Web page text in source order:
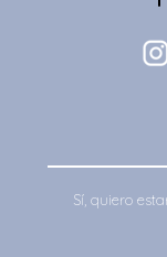
Sí, quiero